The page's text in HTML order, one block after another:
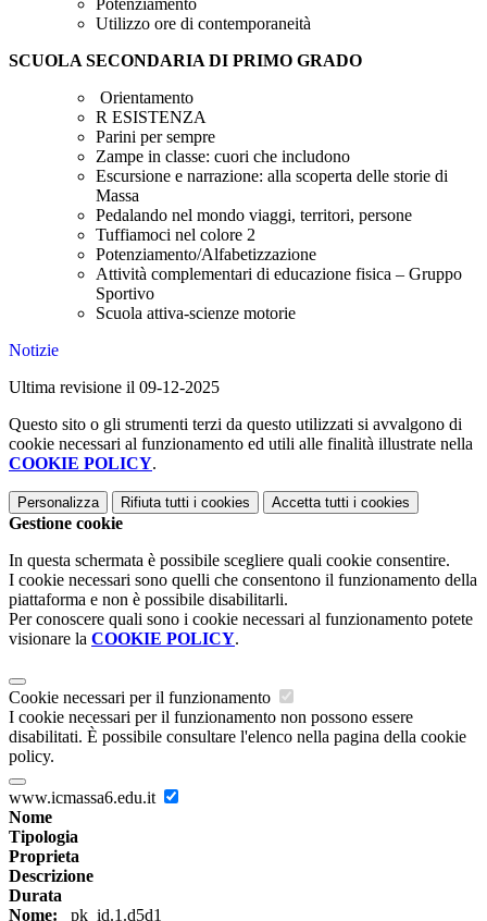
Potenziamento
Utilizzo ore di contemporaneità
SCUOLA SECONDARIA DI PRIMO GRADO
Orientamento
R ESISTENZA
Parini per sempre
Zampe in classe: cuori che includono
Escursione e narrazione: alla scoperta delle storie di
Massa
Pedalando nel mondo viaggi, territori, persone
Tuffiamoci nel colore 2
Potenziamento/Alfabetizzazione
Attività complementari di educazione fisica – Gruppo
Sportivo
Scuola attiva-scienze motorie
Notizie
Ultima revisione il 09-12-2025
Questo sito o gli strumenti terzi da questo utilizzati si avvalgono di
cookie necessari al funzionamento ed utili alle finalità illustrate nella
COOKIE POLICY.
Personalizza Rifiuta tutti i cookies Accetta tutti i cookies
Gestione cookie
In questa schermata è possibile scegliere quali cookie consentire.
I cookie necessari sono quelli che consentono il funzionamento della
piattaforma e non è possibile disabilitarli.
Per conoscere quali sono i cookie necessari al funzionamento potete
visionare la COOKIE POLICY.
Cookie necessari per il funzionamento
I cookie necessari per il funzionamento non possono essere
disabilitati. È possibile consultare l'elenco nella pagina della cookie
policy.
www.icmassa6.edu.it
Nome
Tipologia
Proprieta
Descrizione
Durata
Nome: _pk_id.1.d5d1